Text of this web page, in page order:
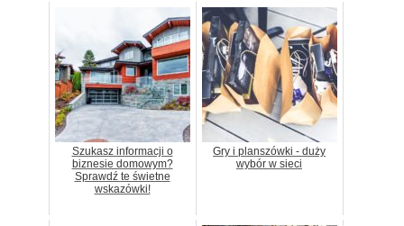
Szukasz informacji o
biznesie domowym?
Sprawdź te świetne
wskazówki!
Gry i planszówki - duży
wybór w sieci